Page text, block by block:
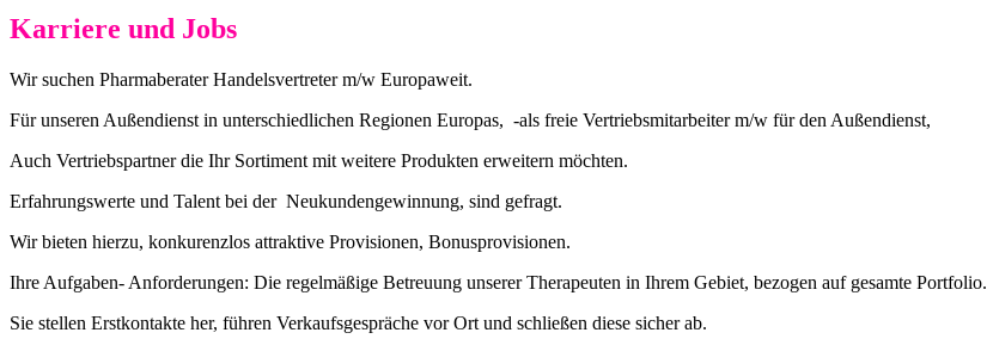
Karriere und Jobs
Wir suchen Pharmaberater Handelsvertreter m/w Europaweit.
Für unseren Außendienst in unterschiedlichen Regionen Europas, -als freie Vertriebsmitarbeiter m/w für den Außendienst,
Auch Vertriebspartner die Ihr Sortiment mit weitere Produkten erweitern möchten.
Erfahrungswerte und Talent bei der Neukundengewinnung, sind gefragt.
Wir bieten hierzu, konkurenzlos attraktive Provisionen, Bonusprovisionen.
Ihre Aufgaben- Anforderungen: Die regelmäßige Betreuung unserer Therapeuten in Ihrem Gebiet, bezogen auf gesamte Portfolio.
Sie stellen Erstkontakte her, führen Verkaufsgespräche vor Ort und schließen diese sicher ab.